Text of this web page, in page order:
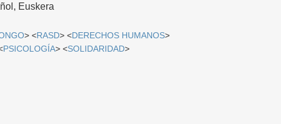
Euskera
> <RASD> <DERECHOS HUMANOS>
PSICOLOGÍA> <SOLIDARIDAD>